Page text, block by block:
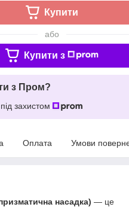
Купити
або
Купити з
з Пром?
захистом
Оплата Умови
насадка) — це